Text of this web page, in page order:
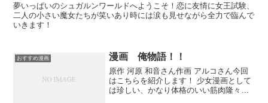
夢いっぱいのシュガルンワールドへようこそ！恋に友情に女王試験、
二人の小さい魔女たちが笑いあり時には涙も見せながら全力で臨んで
いきます！
おすすめ漫画 漫画 俺物語！！
原作 河原 和音さん作画 アルコさん今回
はこちらを紹介します！ 少女漫画として
は珍しい、かなり体格のいい筋肉隆々な